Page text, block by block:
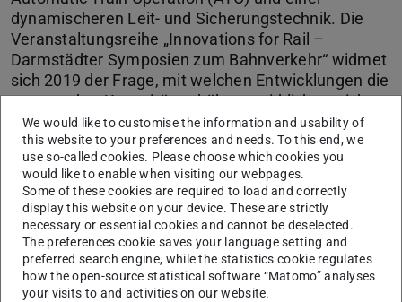
dynamischeren Leit- und Sicherungstechnik. Die
Veranstaltungsreihe „Innovations for Rail –
Darmstädter Symposien zum Bahnverkehr“ widmet
sich 2019 der Frage, mit welchen Entwicklungen die
angestrebte Kapazitätserhöhung wirklich erreicht
werden kann und wieviel die verschiedenen
Innovationsfelder jeweils zum Gesamtziel beitragen
können.
CONTACT
We would like to customise the information and usability of
this website to your preferences and needs. To this end, we
use so-called cookies. Please choose which cookies you
would like to enable when visiting our webpages.
Some of these cookies are required to load and correctly
display this website on your device. These are strictly
necessary or essential cookies and cannot be deselected.
The preferences cookie saves your language setting and
preferred search engine, while the statistics cookie regulates
how the open-source statistical software “Matomo” analyses
your visits to and activities on our website.